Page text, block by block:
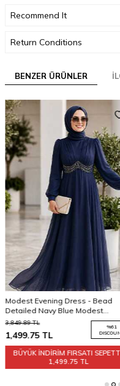
Üretici Adı
Recommend It
Return Conditions
BENZER ÜRÜNLER
Modest Evening Dress - Bead
Detailed Burgundy Modest
Dress 6295BR
3,849.89TL
1,499.75TL
%61
BÜYÜK İNDİRİM FIRSATI
1,499.75 TL